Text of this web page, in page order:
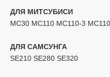
ДЛЯ МИТСУБИСИ
МС30 МС110 МС110-3
ДЛЯ САМСУНГА
SE210 SE280 SE320